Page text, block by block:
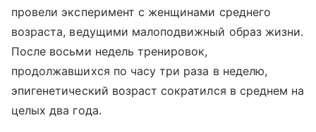
провели эксперимент с женщинами среднего
возраста, ведущими малоподвижный образ жизни.
После восьми недель тренировок,
продолжавшихся по часу три раза в неделю,
эпигенетический возраст сократился в среднем на
целых два года.